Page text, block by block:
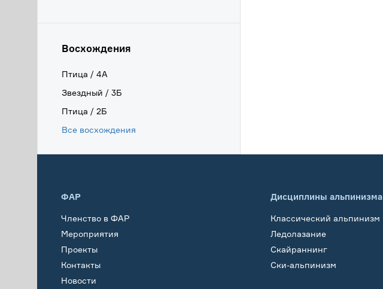
Восхождения
Птица / 4А
Звездный / 3Б
Птица / 2Б
Все восхождения
ФАР
Членство в ФАР
Мероприятия
Проекты
Контакты
Новости
Дисциплины альпинизма
Классический альпинизм
Ледолазание
Скайраннинг
Ски-альпинизм